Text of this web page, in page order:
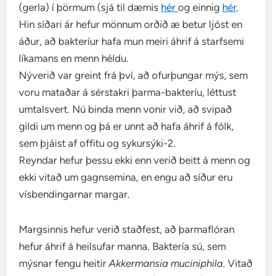
(gerla) í þörmum (sjá til dæmis hérog einnig hér.
Hin síðari ár hefur mönnum orðið æ betur ljóst en
áður, að bakteríur hafa mun meiri áhrif á starfsemi
líkamans en menn héldu.
Nýverið var greint frá því, að ofurþungar mýs, sem
voru mataðar á sérstakri þarma-bakteríu, léttust
umtalsvert. Nú binda menn vonir við, að svipað
gildi um menn og þá er unnt að hafa áhrif á fólk,
sem þjáist af offitu og sykursýki-2.
Reyndar hefur þessu ekki enn verið beitt á menn og
ekki vitað um gagnsemina, en engu að síður eru
vísbendingarnar margar.
Margsinnis hefur verið staðfest, að þarmaflóran
hefur áhrif á heilsufar manna. Baktería sú, sem
mýsnar fengu heitirAkkermansia muciniphila. Vitað